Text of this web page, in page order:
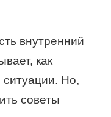
внутренний
как
ситуации. Но,
советы